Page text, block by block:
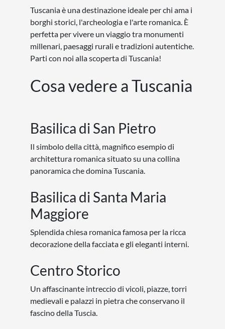
Scandinavia
Slovenia
Spagna
Svezia
Ungheria
Atene
Bucarest
Budapest
Copenaghen
Dublino
Istanbul
La Valletta
Lisbona
Londra
Lubiana